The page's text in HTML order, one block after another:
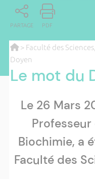
PARTAGE PDF
> Faculté des
Doyen
Le mot du
Le 26 Mars
Biochimie, a
Faculté des